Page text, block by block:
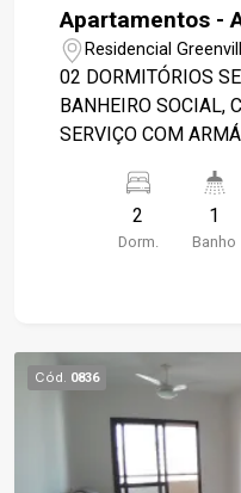
Apartamentos -
Residencial
02 DORMITÓRIOS
BANHEIRO SOCIAL,
SERVIÇO COM ARMÁRIOS, PORTARIA 24 HS,
2
Dorm.
1
Banho
Cód. 0836